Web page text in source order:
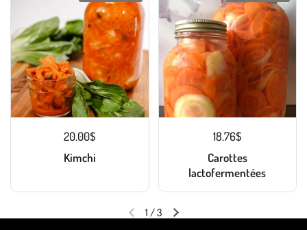
20.00$
Kimchi
18.76$
Carottes
lactofermentées
1 /3